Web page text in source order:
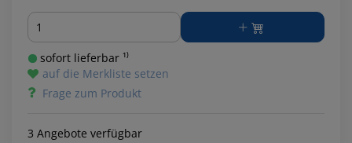
Menge
sofort lieferbar ¹⁾
auf die Merkliste setzen
Frage zum Produkt
3 Angebote verfügbar